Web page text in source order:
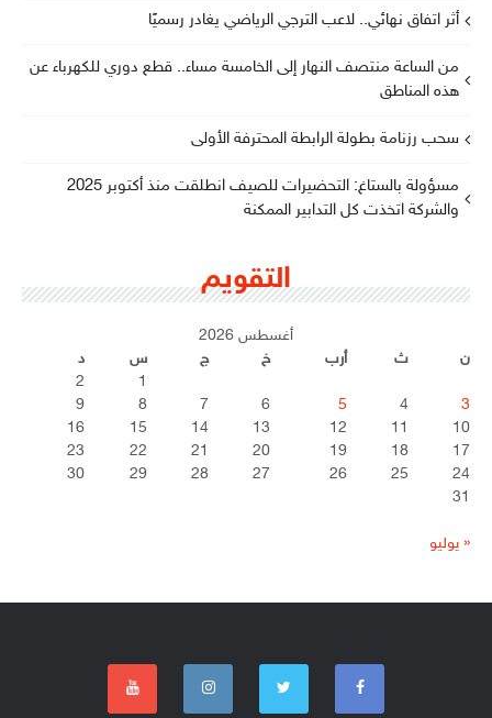
أثر اتفاق نهائي.. لاعب الترجي الرياضي يغادر رسميًا
من الساعة منتصف النهار إلى الخامسة مساء.. قطع دوري للكهرباء عن
هذه المناطق
سحب رزنامة بطولة الرابطة المحترفة الأولى
مسؤولة بالستاغ: التحضيرات للصيف انطلقت منذ أكتوبر 2025
والشركة اتخذت كل التدابير الممكنة
التقويم
أغسطس 2026
ن
ث أرب خ ج س
د
1
2
3
4
5
6
7
8
9
10
11
12
13
14
15
16
17
18
19
20
21
22
23
24
25
26
27
28
29
30
31
« يوليو